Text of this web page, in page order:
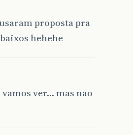
proposta pra
hehehe
ver… mas nao